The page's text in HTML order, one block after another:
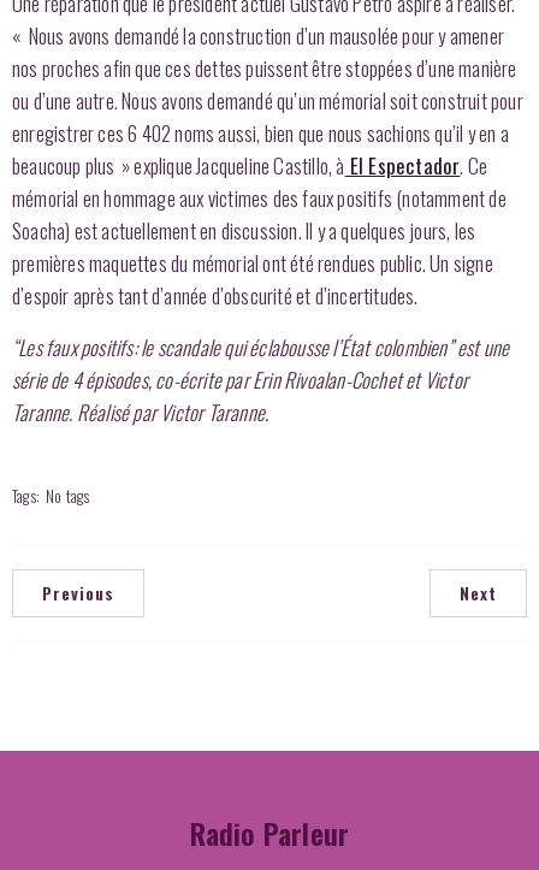
« Nous avons demandé la construction d’un mausolée pour y amener
nos proches afin que ces dettes puissent être stoppées d’une manière
ou d’une autre. Nous avons demandé qu’un mémorial soit construit pour
enregistrer ces 6 402 noms aussi, bien que nous sachions qu’il y en a
beaucoup plus » explique Jacqueline Castillo, à El Espectador. Ce
mémorial en hommage aux victimes des faux positifs (notamment de
Soacha) est actuellement en discussion. Il y a quelques jours, les
premières maquettes du mémorial ont été rendues public. Un signe
d’espoir après tant d’année d’obscurité et d’incertitudes.
“Les faux positifs: le scandale qui éclabousse l’État colombien” est une
série de 4 épisodes, co-écrite par Erin Rivoalan-Cochet et Victor
Taranne. Réalisé par Victor Taranne.
Tags: No tags
Previous Next
Radio Parleur